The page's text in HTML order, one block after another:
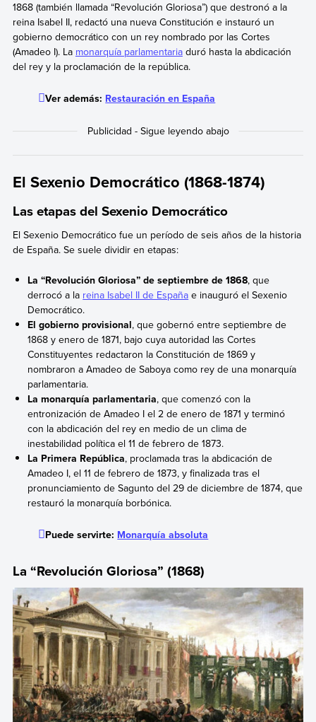
1868 (también llamada “Revolución Gloriosa”) que destronó a la
reina Isabel II, redactó una nueva Constitución e instauró un
gobierno democrático con un rey nombrado por las Cortes
(Amadeo I). La monarquía parlamentariaduró hasta la abdicación
del rey y la proclamación de la república.
Ver además: Restauración en España
El Sexenio Democrático (1868-1874)
Las etapas del Sexenio Democrático
El Sexenio Democrático fue un período de seis años de la historia
de España. Se suele dividir en etapas:
La “Revolución Gloriosa” de septiembre de 1868, que
derrocó a la reina Isabel II de España e inauguró el Sexenio
Democrático.
El gobierno provisional, que gobernó entre septiembre de
1868 y enero de 1871, bajo cuya autoridad las Cortes
Constituyentes redactaron la Constitución de 1869 y
nombraron a Amadeo de Saboya como rey de una monarquía
parlamentaria.
La monarquía parlamentaria, que comenzó con la
entronización de Amadeo I el 2 de enero de 1871 y terminó
con la abdicación del rey en medio de un clima de
inestabilidad política el 11 de febrero de 1873.
La Primera República, proclamada tras la abdicación de
Amadeo I, el 11 de febrero de 1873, y finalizada tras el
pronunciamiento de Sagunto del 29 de diciembre de 1874, que
restauró la monarquía borbónica.
Puede servirte: Monarquía absoluta
La “Revolución Gloriosa” (1868)